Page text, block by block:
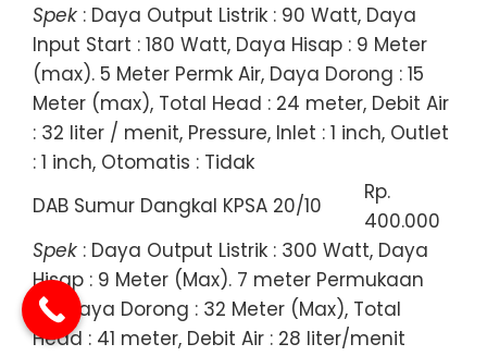
Spek : Daya Output Listrik : 90 Watt, Daya
Input Start : 180 Watt, Daya Hisap : 9 Meter
(max). 5 Meter Permk Air, Daya Dorong : 15
Meter (max), Total Head : 24 meter, Debit Air
: 32 liter / menit, Pressure, Inlet : 1 inch, Outlet
: 1 inch, Otomatis : Tidak
DAB Sumur Dangkal KPSA 20/10
Rp.
400.000
Spek : Daya Output Listrik : 300 Watt, Daya
Hisap : 9 Meter (Max). 7 meter Permukaan
air, Daya Dorong : 32 Meter (Max), Total
Head : 41 meter, Debit Air : 28 liter/menit